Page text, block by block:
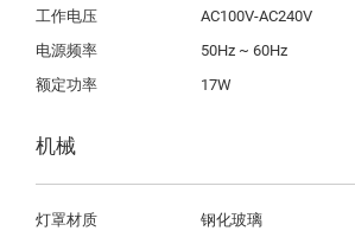
工作电压
AC100V-AC240V
电源频率
50Hz ~ 60Hz
额定功率
17W
机械
灯罩材质
钢化玻璃